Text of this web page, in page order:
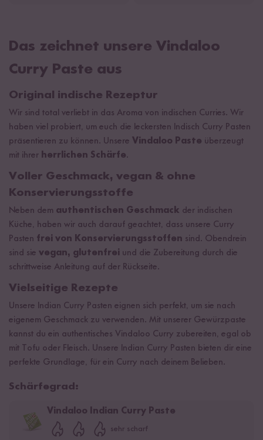
Das zeichnet unsere Vindaloo
Curry Paste aus
Original indische Rezeptur
Wir sind total verliebt in das Aroma von indischen Curries. Wir
haben viel probiert, um euch die leckersten Indisch Curry Pasten
präsentieren zu können. Unsere Vindaloo Paste überzeugt
mit ihrer herrlichen Schärfe.
Voller Geschmack, vegan & ohne
Konservierungsstoffe
Neben dem authentischen Geschmack der indischen
Küche, haben wir auch darauf geachtet, dass unsere Curry
Pasten frei von Konservierungsstoffen sind. Obendrein
sind sie vegan, glutenfrei und die Zubereitung durch die
schrittweise Anleitung auf der Rückseite.
Vielseitige Rezepte
Unsere Indian Curry Pasten eignen sich perfekt, um sie nach
eigenem Geschmack zu verwenden. Mit unserer Gewürzpaste
kannst du ein authentisches Vindaloo Curry zubereiten, egal ob
mit Tofu oder Fleisch. Unsere Indian Curry Pasten bieten dir eine
perfekte Grundlage, für ein Curry nach deinem Belieben.
Schärfegrad:
Vindaloo Indian Curry Paste
sehr scharf